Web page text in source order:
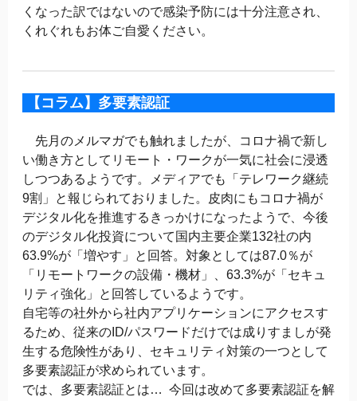
くなった訳ではないので感染予防には十分注意され、
くれぐれもお体ご自愛ください。
【コラム】多要素認証
先月のメルマガでも触れましたが、コロナ禍で新し
い働き方としてリモート・ワークが一気に社会に浸透
しつつあるようです。メディアでも「テレワーク継続
9割」と報じられておりました。皮肉にもコロナ禍が
デジタル化を推進するきっかけになったようで、今後
のデジタル化投資について国内主要企業132社の内
63.9%が「増やす」と回答。対象としては87.0％が
「リモートワークの設備・機材」、63.3%が「セキュ
リティ強化」と回答しているようです。
自宅等の社外から社内アプリケーションにアクセスす
るため、従来のID/パスワードだけでは成りすましが発
生する危険性があり、セキュリティ対策の一つとして
多要素認証が求められています。
では、多要素認証とは… 今回は改めて多要素認証を解